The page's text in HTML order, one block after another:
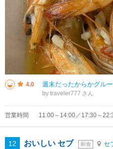
4.0
by traveler777
営業時間 11:00～14:00／17:30～
12 おいしい セブ 和食 セ